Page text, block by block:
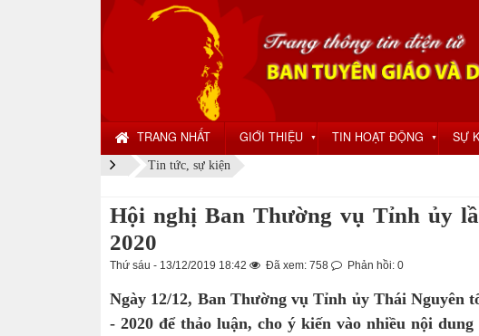
TRANG NHẤT GIỚI THIỆU ▼ TIN HOẠT ĐỘNG ▼ SỰ
Tin tức, sự kiện
Hội nghị Ban Thường vụ Tỉnh ủy
2020
Thứ sáu - 13/12/2019 18:42 Đã xem: 758 Phản hồi: 0
Ngày 12/12, Ban Thường vụ Tỉnh ủy Thái
- 2020 để thảo luận, cho ý kiến vào nhiều nội